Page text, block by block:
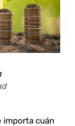
importa cuán